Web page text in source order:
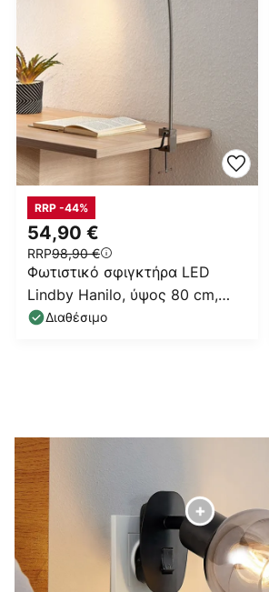
54,90 €
RRP98,90 €
RRP -44%
Φωτιστικό σφιγκτήρα LED
Lindby Hanilo, ύψος 80 cm,
νικέλιο, μέταλλο
Διαθέσιμο